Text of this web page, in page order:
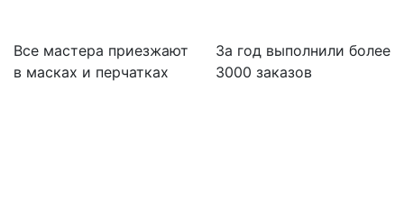
Все мастера приезжают
в масках и перчатках
За год выполнили более
3000 заказов